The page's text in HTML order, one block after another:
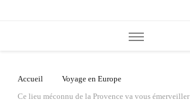
Accueil
Voyage en Europe
Ce lieu méconnu de la Provence va vous émerveiller